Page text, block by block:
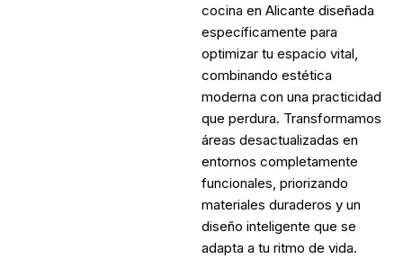
cocina en Alicante diseñada
específicamente para
optimizar tu espacio vital,
combinando estética
moderna con una practicidad
que perdura. Transformamos
áreas desactualizadas en
entornos completamente
funcionales, priorizando
materiales duraderos y un
diseño inteligente que se
adapta a tu ritmo de vida.